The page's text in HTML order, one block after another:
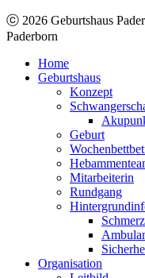
ⓒ 2026 Geburtshaus
Paderborn
Home
Geburtshaus
Konzept
Geburt
Mitarbeiterin
Rundgang
Organisation